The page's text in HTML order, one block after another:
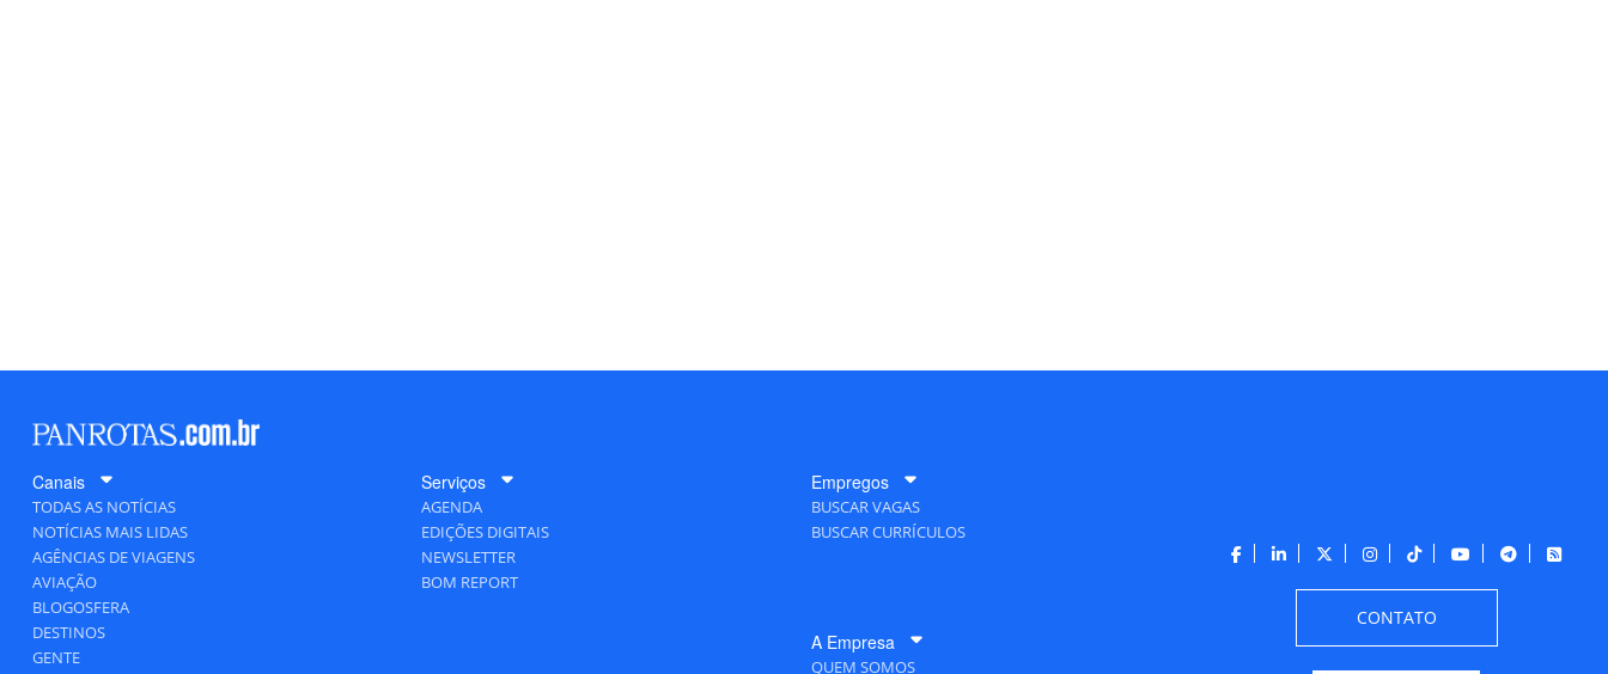
Canais
TODAS AS NOTÍCIAS
NOTÍCIAS MAIS LIDAS
AGÊNCIAS DE VIAGENS
AVIAÇÃO
BLOGOSFERA
DESTINOS
GENTE
Serviços
AGENDA
EDIÇÕES DIGITAIS
NEWSLETTER
BOM REPORT
Empregos
BUSCAR VAGAS
BUSCAR CURRÍCULOS
A Empresa
QUEM SOMOS
CONTATO